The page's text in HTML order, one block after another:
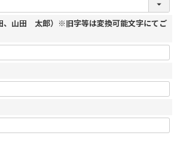
、山田 太郎）※旧字等は変換可能文字にてご